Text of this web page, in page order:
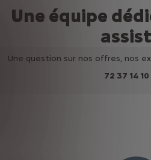
Une équipe
Une question sur nos offres, nos
72 37 14 10